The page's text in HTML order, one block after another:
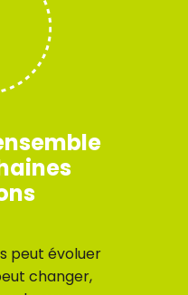
peut évoluer
changer,